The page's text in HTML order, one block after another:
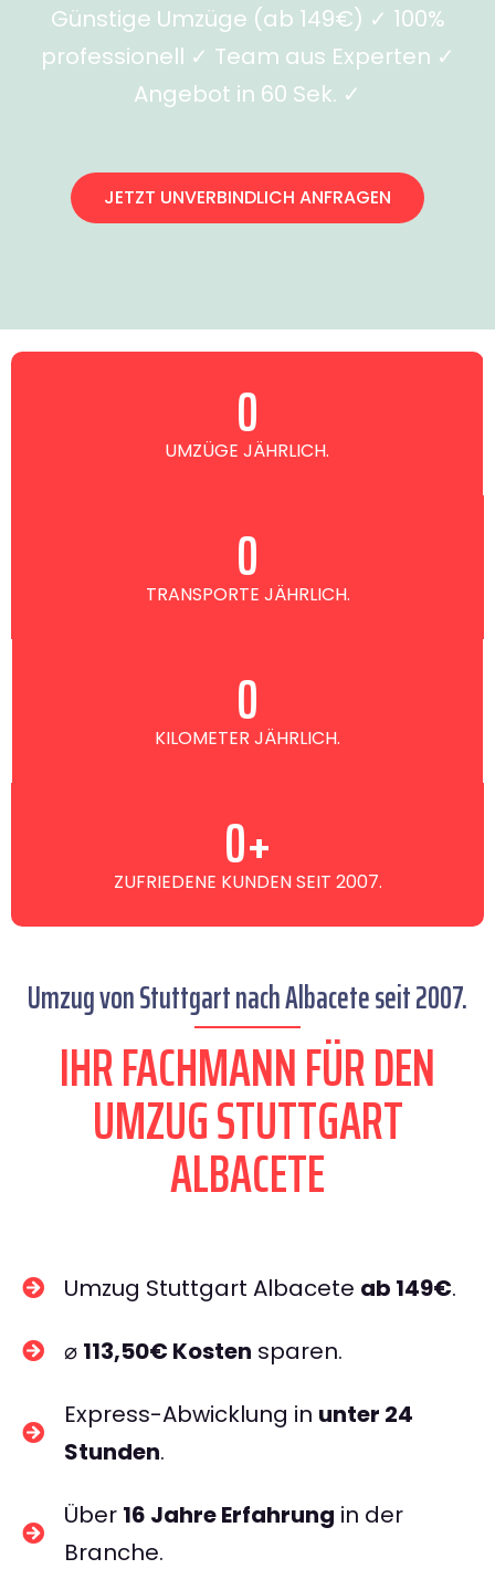
Günstige Umzüge (ab 149€) ✓ 100%
professionell ✓ Team aus Experten ✓
Angebot in 60 Sek. ✓
JETZT UNVERBINDLICH ANFRAGEN
UMZÜGE JÄHRLICH.
0
TRANSPORTE JÄHRLICH.
0
KILOMETER JÄHRLICH.
0
ZUFRIEDENE KUNDEN SEIT 2007.
0+
Umzug von Stuttgart nach Albacete seit 2007.
IHR FACHMANN FÜR DEN
UMZUG STUTTGART
ALBACETE
Umzug Stuttgart Albacete ab 149€.
⌀ 113,50€ Kosten sparen.
Express-Abwicklung in unter 24
Stunden.
Über 16 Jahre Erfahrung in der
Branche.